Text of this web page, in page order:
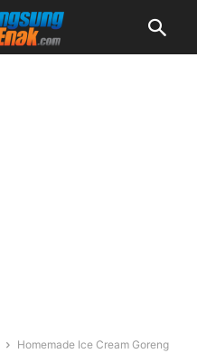
Homemade Ice Cream Goreng